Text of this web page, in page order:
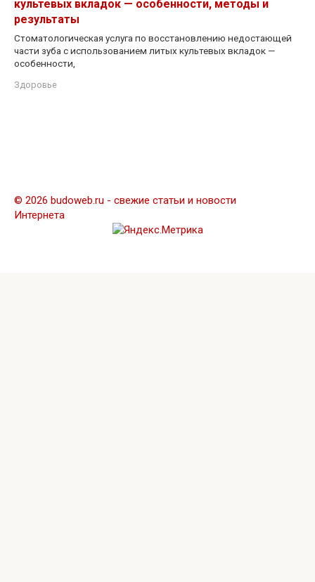
культевых вкладок — особенности, методы и
результаты
Стоматологическая услуга по восстановлению недостающей
части зуба с использованием литых культевых вкладок —
особенности,
Здоровье
© 2026 budoweb.ru - свежие статьи и новости
Интернета